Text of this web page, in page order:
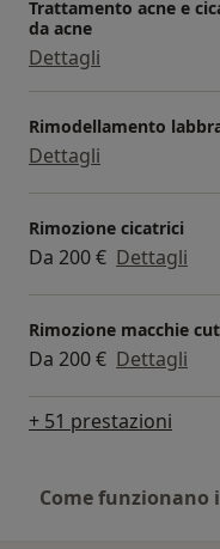
Maggiori
Trattamento acne e
da acne
Dettagli
Rimodellamento
Dettagli
Rimozione cicatrici
Da 200 € Dettagli
Rimozione macchie
Da 200 € Dettagli
+ 51 prestazioni
Come funzionano